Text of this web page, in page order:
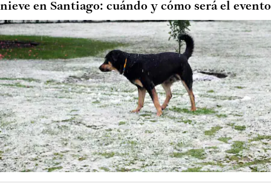
nieve en Santiago: cuándo y cómo será el evento